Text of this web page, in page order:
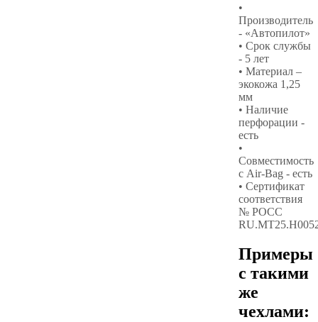
•
Производитель
- «Автопилот»
• Срок службы
- 5 лет
• Материал –
экокожа 1,25
мм
• Наличие
перфорации -
есть
•
Совместимость
с Air-Bag - есть
• Сертификат
соответствия
№ РОСС
Примеры
с такими
же
чехлами: